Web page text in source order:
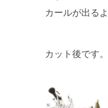
カールが出る
カット後です。